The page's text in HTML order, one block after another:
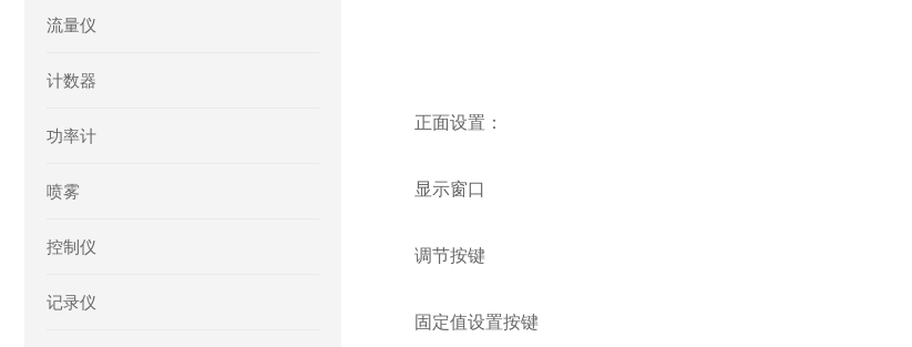
流量仪
计数器
功率计
喷雾
控制仪
记录仪
正面设置：
显示窗口
调节按键
固定值设置按键